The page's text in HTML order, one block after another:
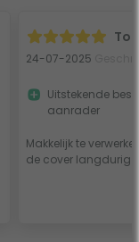
24-07-2025
Makkelijk te
de cover langdurig
Uitstekende
aanrader